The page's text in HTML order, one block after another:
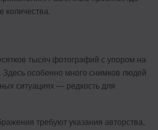
количества.
тысяч фотографий с упором на
Здесь особенно много снимков людей
ситуациях — редкость для
требуют указания авторства,